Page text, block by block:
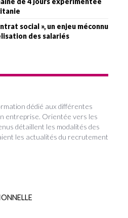
social », un enjeu méconnu
des salariés
dédié aux différentes
entreprise. Orientée vers les
détaillent les modalités des
les actualités du recrutement